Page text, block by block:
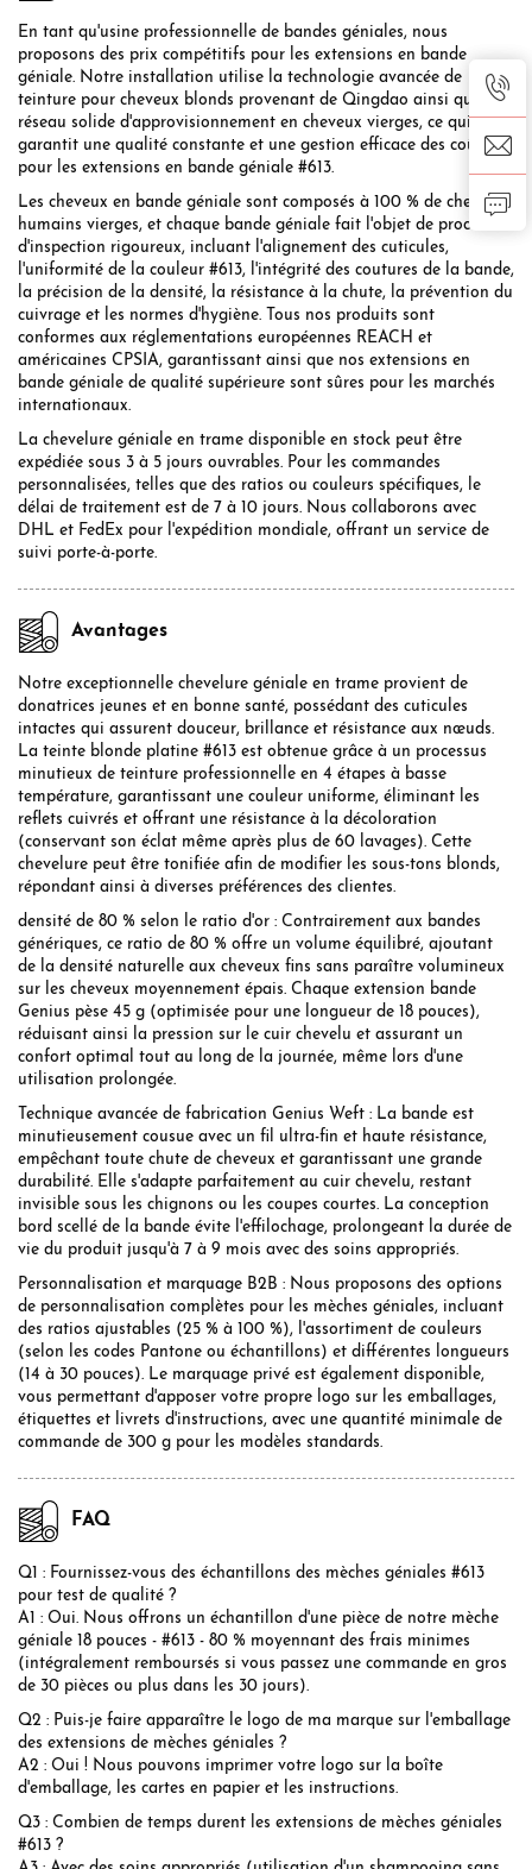
En tant qu'usine professionnelle de bandes géniales, nous
proposons des prix compétitifs pour les extensions en bande
géniale. Notre installation utilise la technologie avancée de
teinture pour cheveux blonds provenant de Qingdao ainsi qu'un
réseau solide d'approvisionnement en cheveux vierges, ce qui
garantit une qualité constante et une gestion efficace des coûts
pour les extensions en bande géniale #613.
Les cheveux en bande géniale sont composés à 100 % de cheveux
humains vierges, et chaque bande géniale fait l'objet de processus
d'inspection rigoureux, incluant l'alignement des cuticules,
l'uniformité de la couleur #613, l'intégrité des coutures de la bande,
la précision de la densité, la résistance à la chute, la prévention du
cuivrage et les normes d'hygiène. Tous nos produits sont
conformes aux réglementations européennes REACH et
américaines CPSIA, garantissant ainsi que nos extensions en
bande géniale de qualité supérieure sont sûres pour les marchés
internationaux.
La chevelure géniale en trame disponible en stock peut être
expédiée sous 3 à 5 jours ouvrables. Pour les commandes
personnalisées, telles que des ratios ou couleurs spécifiques, le
délai de traitement est de 7 à 10 jours. Nous collaborons avec
DHL et FedEx pour l'expédition mondiale, offrant un service de
suivi porte-à-porte.
Avantages
Notre exceptionnelle chevelure géniale en trame provient de
donatrices jeunes et en bonne santé, possédant des cuticules
intactes qui assurent douceur, brillance et résistance aux nœuds.
La teinte blonde platine #613 est obtenue grâce à un processus
minutieux de teinture professionnelle en 4 étapes à basse
température, garantissant une couleur uniforme, éliminant les
reflets cuivrés et offrant une résistance à la décoloration
(conservant son éclat même après plus de 60 lavages). Cette
chevelure peut être tonifiée afin de modifier les sous-tons blonds,
répondant ainsi à diverses préférences des clientes.
densité de 80 % selon le ratio d'or : Contrairement aux bandes
génériques, ce ratio de 80 % offre un volume équilibré, ajoutant
de la densité naturelle aux cheveux fins sans paraître volumineux
sur les cheveux moyennement épais. Chaque extension bande
Genius pèse 45 g (optimisée pour une longueur de 18 pouces),
réduisant ainsi la pression sur le cuir chevelu et assurant un
confort optimal tout au long de la journée, même lors d'une
utilisation prolongée.
Technique avancée de fabrication Genius Weft : La bande est
minutieusement cousue avec un fil ultra-fin et haute résistance,
empêchant toute chute de cheveux et garantissant une grande
durabilité. Elle s'adapte parfaitement au cuir chevelu, restant
invisible sous les chignons ou les coupes courtes. La conception
bord scellé de la bande évite l'effilochage, prolongeant la durée de
vie du produit jusqu'à 7 à 9 mois avec des soins appropriés.
Personnalisation et marquage B2B : Nous proposons des options
de personnalisation complètes pour les mèches géniales, incluant
des ratios ajustables (25 % à 100 %), l'assortiment de couleurs
(selon les codes Pantone ou échantillons) et différentes longueurs
(14 à 30 pouces). Le marquage privé est également disponible,
vous permettant d'apposer votre propre logo sur les emballages,
étiquettes et livrets d'instructions, avec une quantité minimale de
commande de 300 g pour les modèles standards.
FAQ
Q1 : Fournissez-vous des échantillons des mèches géniales #613
pour test de qualité ?
A1 : Oui. Nous offrons un échantillon d'une pièce de notre mèche
géniale 18 pouces - #613 - 80 % moyennant des frais minimes
(intégralement remboursés si vous passez une commande en gros
de 30 pièces ou plus dans les 30 jours).
Q2 : Puis-je faire apparaître le logo de ma marque sur l'emballage
des extensions de mèches géniales ?
A2 : Oui ! Nous pouvons imprimer votre logo sur la boîte
d'emballage, les cartes en papier et les instructions.
Q3 : Combien de temps durent les extensions de mèches géniales
#613 ?